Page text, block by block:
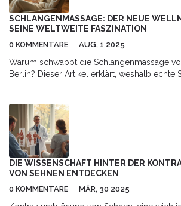
SCHLANGENMASSAGE: DER NEUE
SEINE WELTWEITE FASZINATION
0 KOMMENTARE AUG, 1 2025
Warum schwappt die Schlangenmassage
Berlin? Dieser Artikel erklärt, weshalb echte
DIE WISSENSCHAFT HINTER DER
VON SEHNEN ENTDECKEN
0 KOMMENTARE MÄR, 30 2025